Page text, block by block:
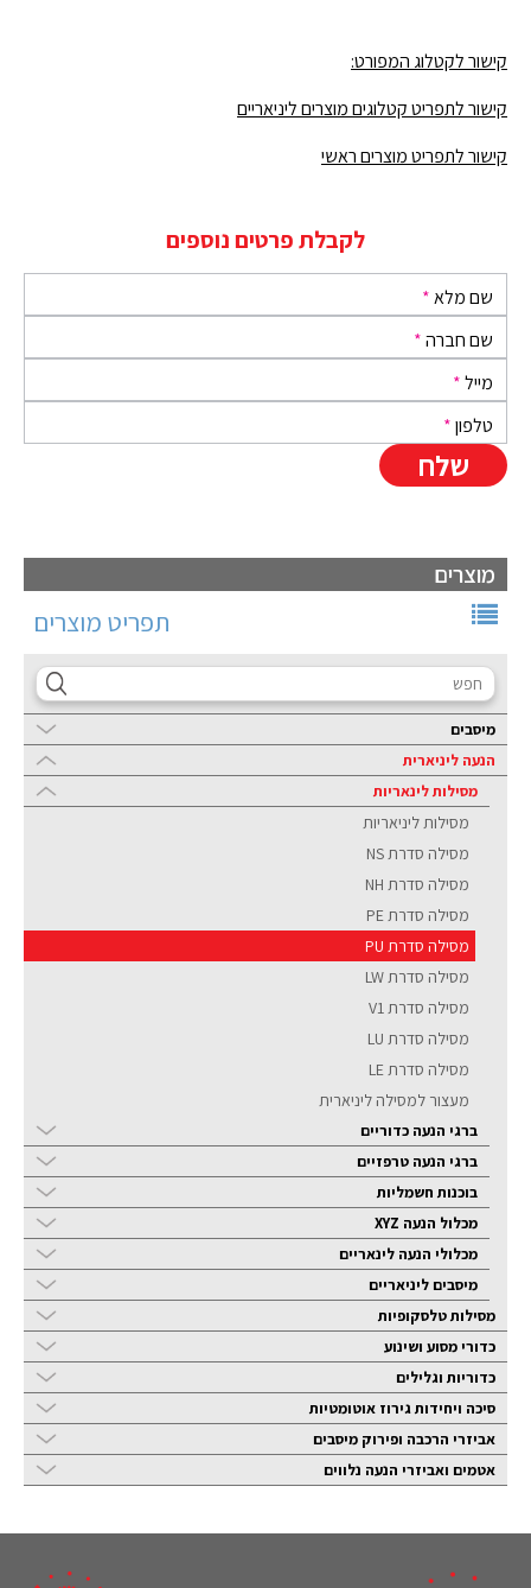
מוצרים
תפריט מוצרים
מיסבים
הנעה ליניארית
מסילות לינאריות
מסילות ליניאריות
מסילה סדרת NS
מסילה סדרת NH
מסילה סדרת PE
מסילה סדרת PU
מסילה סדרת LW
מסילה סדרת V1
מסילה סדרת LU
מסילה סדרת LE
מעצור למסילה ליניארית
ברגי הנעה כדוריים
ברגי הנעה טרפזיים
בוכנות חשמליות
מכלול הנעה XYZ
מכלולי הנעה לינאריים
מיסבים ליניאריים
מסילות טלסקופיות
כדורי מסוע ושינוע
כדוריות וגלילים
סיכה ויחידות גירוז אוטומטיות
אביזרי הרכבה ופירוק מיסבים
אטמים ואביזרי הנעה נלווים
קישור לקטלוג המפורט:
קישור לתפריט קטלוגים מוצרים ליניאריים
קישור לתפריט מוצרים ראשי
לקבלת פרטים נוספים
שם מלא*
שם חברה*
מייל*
טלפון*